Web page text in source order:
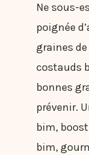
Ne sous-
poignée
graines
costauds
bonnes
prévenir.
bim,
bim,